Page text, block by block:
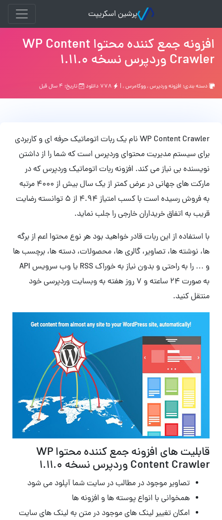
پرشین اسکریپت
افزونه جمع کننده محتوا WP Content
Crawler وردپرس نسخه 1.11.0
دسته بندی: افزونه وردپرس,ووکامرس, | تاریخ: ۴ سال قبل
WP Content Crawler نام یک ربات اتوماتیک حرفه ای و کاربردی
برای سیستم مدیریت محتوای وردپرس است که شما را از داشتن
نویسنده بی نیاز می کند. افزونه ربات اتوماتیک وردپرس که در
مارکت های جهانی در عرض کمتر از یک سال بیش از ۴۰۰۰ مرتبه
به فروش رسیده است با کسب امتیاز 4.94 از 5 توانسته رضایت
قریب به اتفاق خریداران خارجی را جلب نماید.
با استفاده از این ربات قادر خواهید بود هر نوع محتوا اعم از برگه
ها، نوشته ها، تصاویر، گالری ها، محصولات، دسته ها، برچسب ها
و … را به راحتی و بدون نیاز به خوراک RSS یا وب سرویس API
به صورت ۲۴ ساعته و ۷ روز هفته به وبسایت وردپرسی خود
منتقل کنید.
قابلیت های افزونه جمع کننده محتوا WP
Content Crawler وردپرس نسخه 1.11.0
تصاویر موجود در مطالب در سایت شما آپلود می شود
همخوانی با انواع پوسته ها و افزونه ها
امکان تغییر لینک های موجود در متن به لینک های سایت